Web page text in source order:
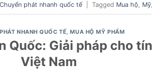
Chuyển phát nhanh quốc tế Tagged Mua hộ Mỹ
NHANH QUỐC TẾ ,MUA HỘ MỸ PHẨM
Quốc: Giải pháp cho
Việt Nam